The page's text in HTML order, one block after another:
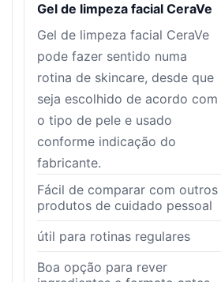
Gel de limpeza facial CeraVe
Gel de limpeza facial CeraVe
pode fazer sentido numa
rotina de skincare, desde que
seja escolhido de acordo com
o tipo de pele e usado
conforme indicação do
fabricante.
Fácil de comparar com outros
produtos de cuidado pessoal
útil para rotinas regulares
Boa opção para rever